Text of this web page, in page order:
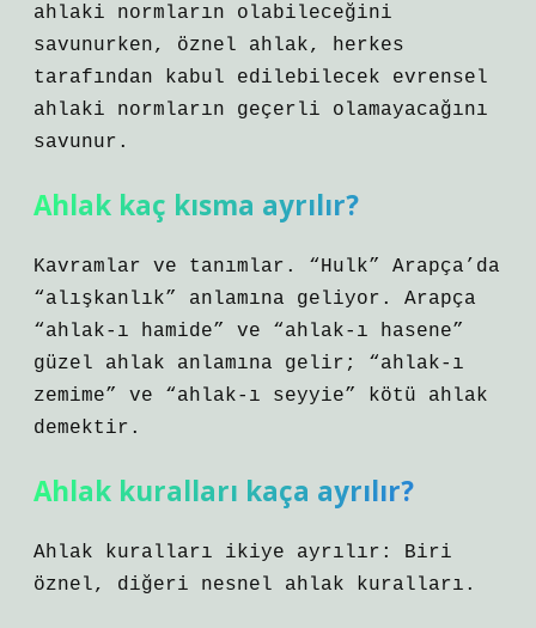
ahlaki normların olabileceğini
savunurken, öznel ahlak, herkes
tarafından kabul edilebilecek evrensel
ahlaki normların geçerli olamayacağını
savunur.
Ahlak kaç kısma ayrılır?
Kavramlar ve tanımlar. “Hulk” Arapça’da
“alışkanlık” anlamına geliyor. Arapça
“ahlak-ı hamide” ve “ahlak-ı hasene”
güzel ahlak anlamına gelir; “ahlak-ı
zemime” ve “ahlak-ı seyyie” kötü ahlak
demektir.
Ahlak kuralları kaça ayrılır?
Ahlak kuralları ikiye ayrılır: Biri
öznel, diğeri nesnel ahlak kuralları.